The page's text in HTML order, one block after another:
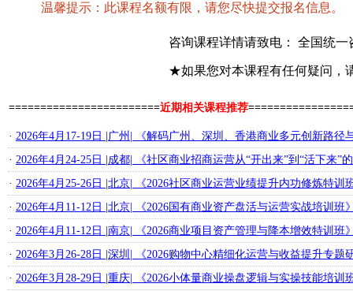
温馨提示：此课程名额有限，请您尽快提交报名信息。
咨询课程详情请致电： 全国统
★如果您对本课程有任何疑问，
========================近期相关课程推荐
· 2026年4月17-19日 |广州| 《解码广州、深圳、香港商业多元创新路径
· 2026年4月24-25日 |成都| 《社区商业招商运营从“开出来”到“活下来”
· 2026年4月25-26日 |北京| 《2026社区商业运营业绩提升内功修炼特训
· 2026年4月11-12日 |北京| 《2026国有商业资产盘活与运营实战培训班
· 2026年4月11-12日 |南京| 《2026商业项目资产管理与降本增效特训班
· 2026年3月26-28日 |深圳| 《2026购物中心精细化运营与收益提升专题
· 2026年3月28-29日 |重庆| 《2026小体量商业操盘逻辑与实操技能培训